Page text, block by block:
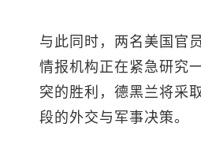
与此同时，两名美国官
情报机构正在紧急研究
突的胜利，德黑兰将采
段的外交与军事决策。